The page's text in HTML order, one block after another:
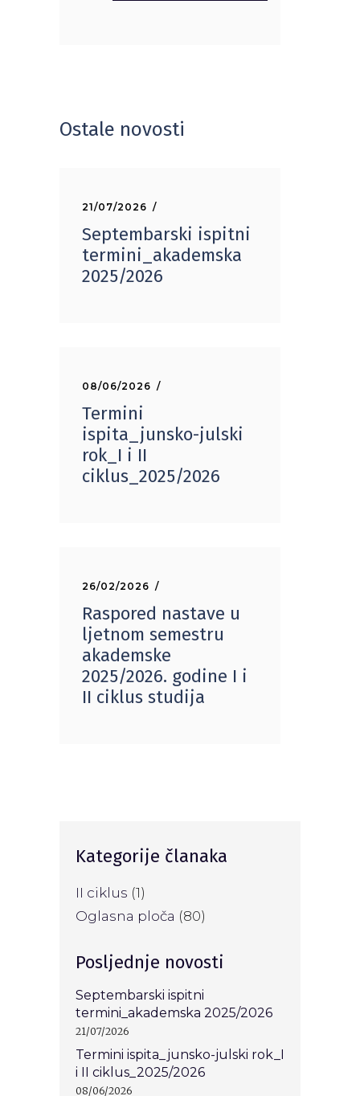
Ostale novosti
21/07/2026
Septembarski ispitni
termini_akademska
2025/2026
08/06/2026
Termini
ispita_junsko-julski
rok_I i II
ciklus_2025/2026
26/02/2026
Raspored nastave u
ljetnom semestru
akademske
2025/2026. godine I i
II ciklus studija
Kategorije članaka
II ciklus (1)
Oglasna ploča (80)
Posljednje novosti
Septembarski ispitni
termini_akademska 2025/2026
21/07/2026
Termini ispita_junsko-julski rok_I
i II ciklus_2025/2026
08/06/2026